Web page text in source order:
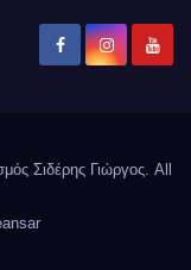
Σιδέρης Γιώργος. All